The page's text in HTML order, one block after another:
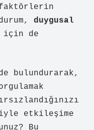
faktörlerin
duygusal
de
bulundurarak,
etkileşime
Bu